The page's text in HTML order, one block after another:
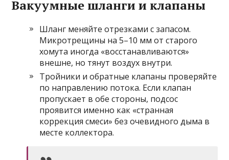
Вакуумные шланги и клапаны
Шланг меняйте отрезками с запасом.
Микротрещины на 5–10 мм от старого
хомута иногда «восстанавливаются»
внешне, но тянут воздух внутри.
Тройники и обратные клапаны проверяйте
по направлению потока. Если клапан
пропускает в обе стороны, подсос
проявится именно как «странная
коррекция смеси» без очевидного дыма в
месте коллектора.